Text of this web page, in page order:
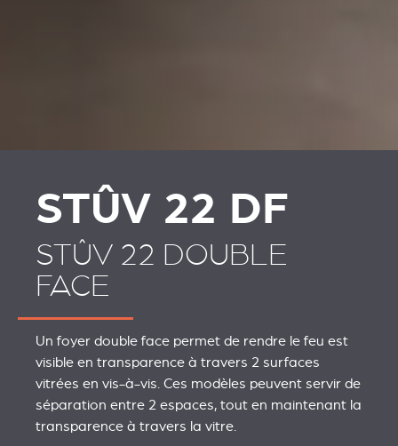
STÛV 22 DF
STÛV 22 DOUBLE
FACE
Un foyer double face permet de rendre le feu est
visible en transparence à travers 2 surfaces
vitrées en vis-à-vis. Ces modèles peuvent servir de
séparation entre 2 espaces, tout en maintenant la
transparence à travers la vitre.